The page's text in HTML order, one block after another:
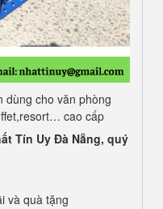
dùng cho văn phòng
cao cấp
Tín Uy Đà Nẵng, quý
và quà tặng